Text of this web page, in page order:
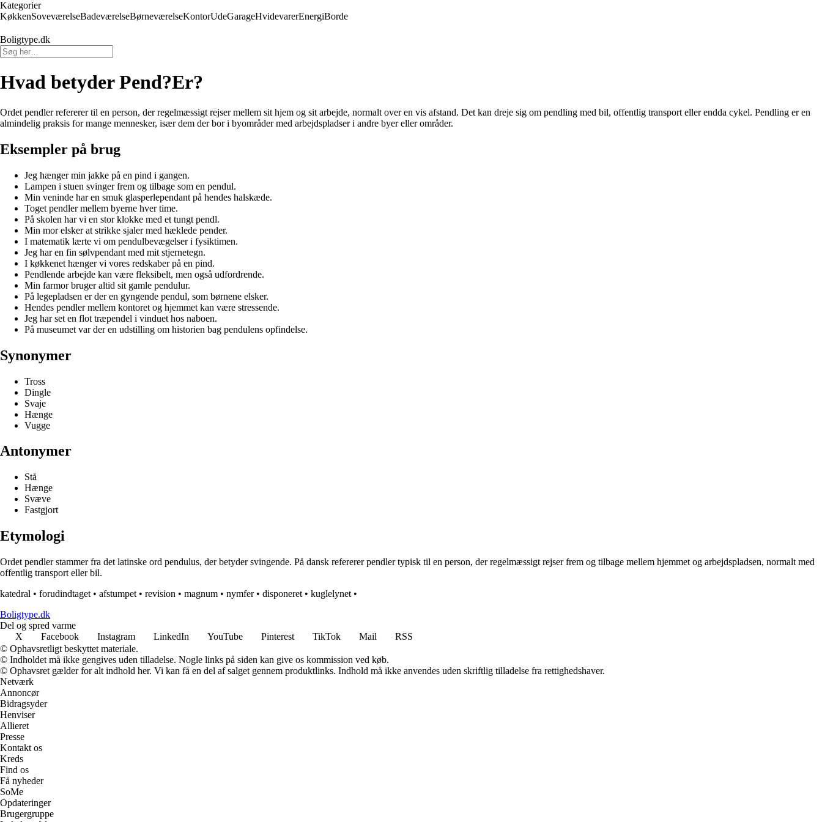
Kategorier
KøkkenSoveværelseBadeværelseBørneværelseKontorUdeGarageHvidevarerEnergiBorde
Boligtype.dk
Hvad betyder Pend?Er?
Ordet pendler refererer til en person, der regelmæssigt rejser mellem sit hjem og sit arbejde, normalt over en vis afstand. Det kan dreje sig om pendling med bil, offentlig transport eller endda cykel. Pendling er en
almindelig praksis for mange mennesker, især dem der bor i byområder med arbejdspladser i andre byer eller områder.
Eksempler på brug
Jeg hænger min jakke på en pind i gangen.
Lampen i stuen svinger frem og tilbage som en pendul.
Min veninde har en smuk glasperlependant på hendes halskæde.
Toget pendler mellem byerne hver time.
På skolen har vi en stor klokke med et tungt pendl.
Min mor elsker at strikke sjaler med hæklede pender.
I matematik lærte vi om pendulbevægelser i fysiktimen.
Jeg har en fin sølvpendant med mit stjernetegn.
I køkkenet hænger vi vores redskaber på en pind.
Pendlende arbejde kan være fleksibelt, men også udfordrende.
Min farmor bruger altid sit gamle pendulur.
På legepladsen er der en gyngende pendul, som børnene elsker.
Hendes pendler mellem kontoret og hjemmet kan være stressende.
Jeg har set en flot træpendel i vinduet hos naboen.
På museumet var der en udstilling om historien bag pendulens opfindelse.
Synonymer
Tross
Dingle
Svaje
Hænge
Vugge
Antonymer
Stå
Hænge
Svæve
Fastgjort
Etymologi
Ordet pendler stammer fra det latinske ord pendulus, der betyder svingende. På dansk refererer pendler typisk til en person, der regelmæssigt rejser frem og tilbage mellem hjemmet og arbejdspladsen, normalt med
offentlig transport eller bil.
katedral • forudindtaget • afstumpet • revision • magnum • nymfer• disponeret • kuglelynet •
Boligtype.dk
Del og spred varme
X
Facebook Instagram LinkedIn YouTube Pinterest TikTok Mail
RSS
© Ophavsretligt beskyttet materiale.
© Indholdet må ikke gengives uden tilladelse. Nogle links på siden kan give os kommission ved køb.
© Ophavsret gælder for alt indhold her. Vi kan få en del af salget gennem produktlinks. Indhold må ikke anvendes uden skriftlig tilladelse fra rettighedshaver.
Netværk
Annoncør
Bidragsyder
Henviser
Allieret
Presse
Kontakt os
Kreds
Find os
Få nyheder
SoMe
Opdateringer
Brugergruppe